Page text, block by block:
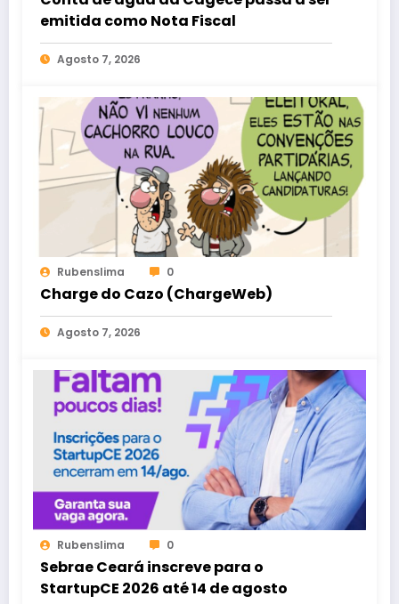
emitida como Nota Fiscal
Agosto 7, 2026
Rubenslima 0
Charge do Cazo (ChargeWeb)
Agosto 7, 2026
Rubenslima 0
Sebrae Ceará inscreve para o
StartupCE 2026 até 14 de agosto